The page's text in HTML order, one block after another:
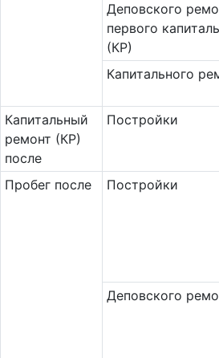
Деповского
первого
(КР)
Капитального
Ка­пи­таль­ный
ремонт (КР)
после
Постройки
Пробег после Постройки
Деповского